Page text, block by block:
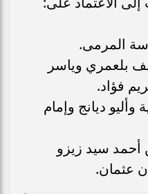
المرمى.
بلعمري وياسر
فؤاد.
ديانج وإمام
أحمد سيد زيزو
عثمان.